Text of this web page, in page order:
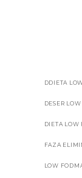
DDIETA
DESER
DIETA LOW
FAZA
LOW